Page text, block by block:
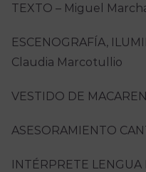
TEXTO – Miguel
ESCENOGRAFÍA,
Claudia Marcotullio
VESTIDO DE
ASESORAMIENTO
INTÉRPRETE